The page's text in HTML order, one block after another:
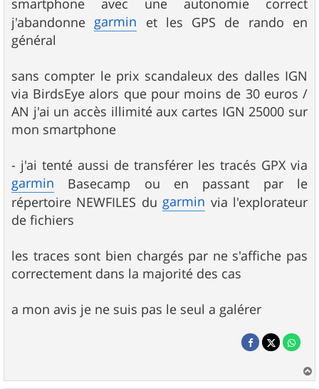
smartphone avec une autonomie correct
j'abandonnegarmin et les GPS de rando en
général
sans compter le prix scandaleux des dalles IGN
via BirdsEye alors que pour moins de 30 euros /
AN j'ai un accès illimité aux cartes IGN 25000 sur
mon smartphone
- j'ai tenté aussi de transférer les tracés GPX via
garmin Basecamp ou en passant par le
répertoire NEWFILES dugarmin via l'explorateur
de fichiers
les traces sont bien chargés par ne s'affiche pas
correctement dans la majorité des cas
a mon avis je ne suis pas le seul a galérer
a